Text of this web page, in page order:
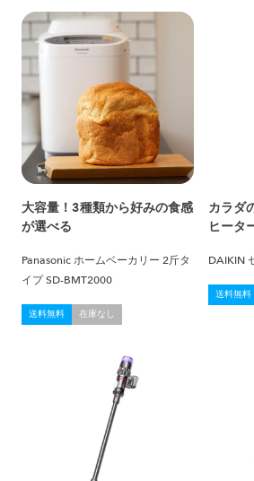
大容量！3種類から好みの食感
が選べる
Panasonic ホームベーカリー 2斤タ
イプ SD-BMT2000
送料無料 在庫なし
カラダ
ヒータ
DAIKIN
送料無料